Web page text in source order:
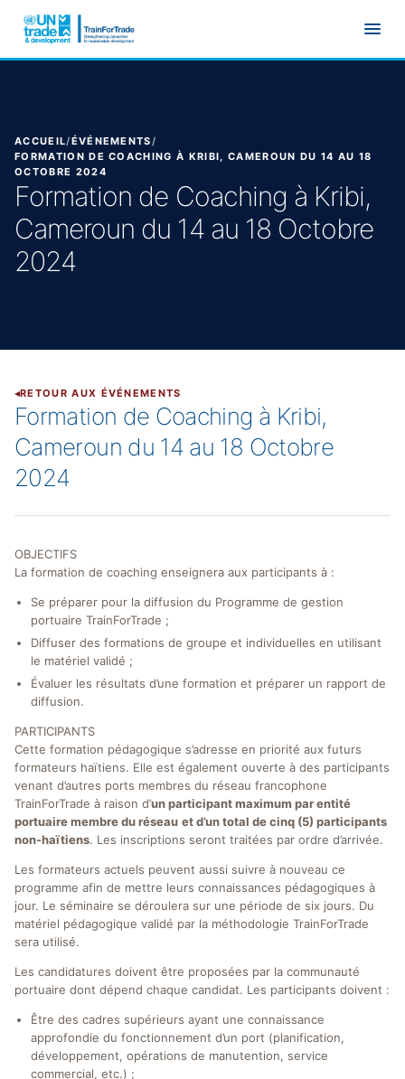
ACCUEIL/ÉVÉNEMENTS/
FORMATION DE COACHING À KRIBI, CAMEROUN DU 14 AU 18
OCTOBRE 2024
Formation de Coaching à Kribi,
Cameroun du 14 au 18 Octobre
2024
RETOUR AUX ÉVÉNEMENTS
Formation de Coaching à Kribi,
Cameroun du 14 au 18 Octobre
2024
OBJECTIFS
La formation de coaching enseignera aux participants à :
Se préparer pour la diffusion du Programme de gestion
portuaire TrainForTrade ;
Diffuser des formations de groupe et individuelles en utilisant
le matériel validé ;
Évaluer les résultats d’une formation et préparer un rapport de
diffusion.
PARTICIPANTS
Cette formation pédagogique s’adresse en priorité aux futurs
formateurs haïtiens. Elle est également ouverte à des participants
venant d’autres ports membres du réseau francophone
TrainForTrade à raison d’un participant maximum par entité
portuaire membre du réseau et d’un total de cinq (5) participants
non-haïtiens. Les inscriptions seront traitées par ordre d’arrivée.
Les formateurs actuels peuvent aussi suivre à nouveau ce
programme afin de mettre leurs connaissances pédagogiques à
jour. Le séminaire se déroulera sur une période de six jours. Du
matériel pédagogique validé par la méthodologie TrainForTrade
sera utilisé.
Les candidatures doivent être proposées par la communauté
portuaire dont dépend chaque candidat. Les participants doivent :
Être des cadres supérieurs ayant une connaissance
approfondie du fonctionnement d’un port (planification,
développement, opérations de manutention, service
commercial, etc.) ;